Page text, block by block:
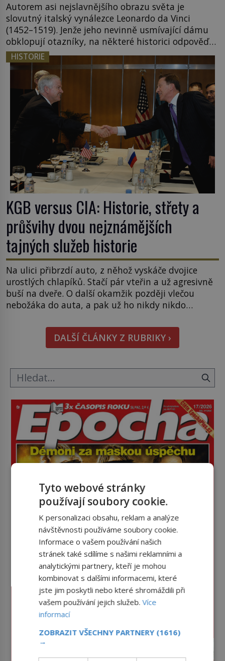
Autorem asi nejslavnějšího obrazu světa je
slovutný italský vynálezce Leonardo da Vinci
(1452–1519). Jenže jeho nevinně usmívající dámu
obklopují otazníky, na některé historici odpověď
objeví, jiné zůstanou nezodpovězené. Kam si ji
pověsil Napoleon? Samotný císař Napoleon
Bonaparte (1769–1821) má pro malbu slabost, a
tak si ji ještě jako první konzul přemístí do své
ložnice v Tuilerisjkém […]
HISTORIE
KGB versus CIA: Historie, střety a
průšvihy dvou nejznámějších
tajných služeb historie
Na ulici přibrzdí auto, z něhož vyskáče dvojice
urostlých chlapíků. Stačí pár vteřin a už agresivně
buší na dveře. O další okamžik později vlečou
nebožáka do auta, a pak už ho nikdy nikdo
Jako sourozenci, kteří si nemohou přijít na jméno.
Neustále se předhání v plánování sabotáží, […]
DALŠÍ ČLÁNKY Z RUBRIKY ›
Tyto webové stránky
používají soubory cookie.
K personalizaci obsahu, reklam a analýze
návštěvnosti používáme soubory cookie.
Informace o vašem používání našich
stránek také sdílíme s našimi reklamními a
analytickými partnery, kteří je mohou
kombinovat s dalšími informacemi, které
jste jim poskytli nebo které shromáždili při
vašem používání jejich služeb.Více
informací
ZOBRAZIT VŠECHNY PARTNERY (1616)
→